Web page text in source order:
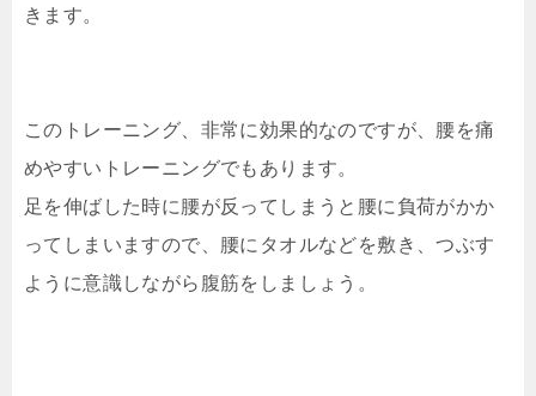
きます。
このトレーニング、非常に効果的なのですが、腰を痛
めやすいトレーニングでもあります。
足を伸ばした時に腰が反ってしまうと腰に負荷がかか
ってしまいますので、腰にタオルなどを敷き、つぶす
ように意識しながら腹筋をしましょう。